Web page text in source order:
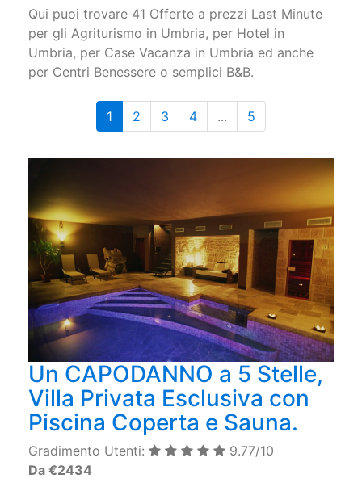
Qui puoi trovare 41 Offerte a prezzi Last Minute
per gli Agriturismo in Umbria, per Hotel in
Umbria, per Case Vacanza in Umbria ed anche
per Centri Benessere o semplici B&B.
1 2 3 4 ... 5
Un CAPODANNO a 5 Stelle,
Villa Privata Esclusiva con
Piscina Coperta e Sauna.
Gradimento Utenti:
9.77/10
Da €2434